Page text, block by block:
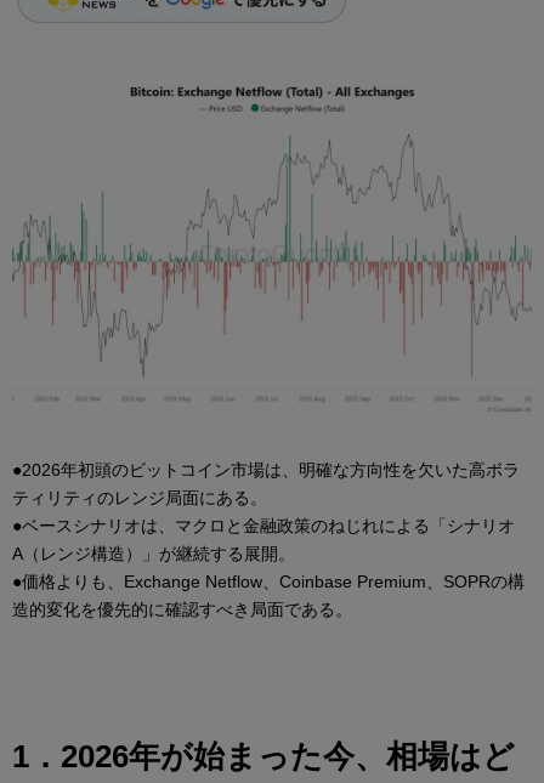
●2026年初頭のビットコイン市場は、明確な方向性を欠いた高ボラ
ティリティのレンジ局面にある。
●ベースシナリオは、マクロと金融政策のねじれによる「シナリオ
A（レンジ構造）」が継続する展開。
●価格よりも、Exchange Netflow、Coinbase Premium、SOPRの構
造的変化を優先的に確認すべき局面である。
1．2026年が始まった今、相場はど